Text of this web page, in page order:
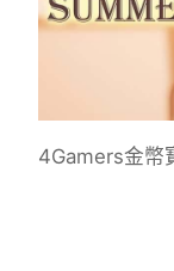
4Gamers金幣